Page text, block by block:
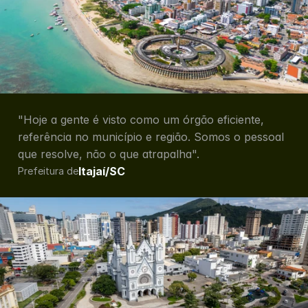
"Hoje a gente é visto como um órgão eficiente,
referência no município e região. Somos o pessoal
que resolve, não o que atrapalha".
Prefeitura deItajaí/SC